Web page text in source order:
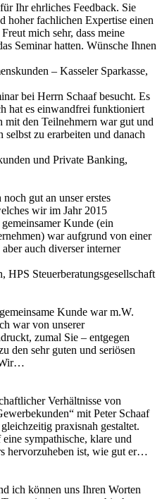
Ihr ehrliches Feedback. Sie
hoher fachlichen Expertise einen
mich sehr, dass meine
Seminar hatten. Wünsche Ihnen
– Kasseler Sparkasse,
bei Herrn Schaaf besucht. Es
hat es einwandfrei funktioniert
den Teilnehmern war gut und
selbst zu erarbeiten und danach
und Private Banking,
gut an unser erstes
wir im Jahr 2015
Kunde (ein
war aufgrund von einer
auch diverser interner
Steuerberatungsgesellschaft
Kunde war m.W.
war von unserer
zumal Sie – entgegen
den sehr guten und seriösen
Wir…
Verhältnisse von
mit Peter Schaaf
praxisnah gestaltet.
sympathische, klare und
hervorzuheben ist, wie gut er…
ich können uns Ihren Worten